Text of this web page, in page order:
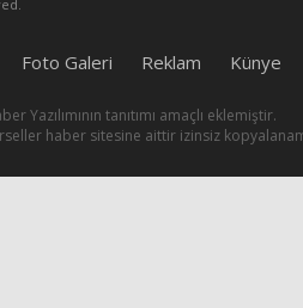
Foto Galeri Reklam Künye
Yazılımının tanıtımı amaçlı eklemiştir.
haber sitesine aittir izinsiz